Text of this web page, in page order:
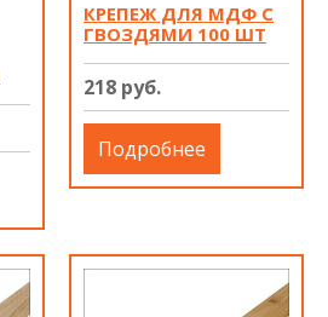
КРЕПЕЖ ДЛЯ МДФ С
ГВОЗДЯМИ 100 ШТ
218 руб.
Подробнее